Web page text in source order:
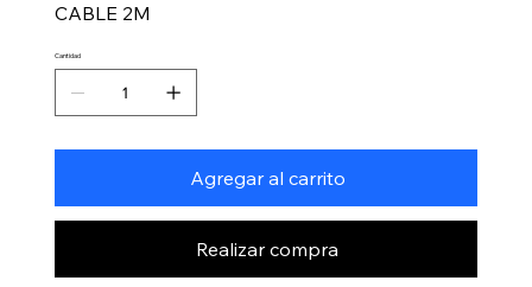
CABLE 2M
Cantidad
Agregar al carrito
Realizar compra